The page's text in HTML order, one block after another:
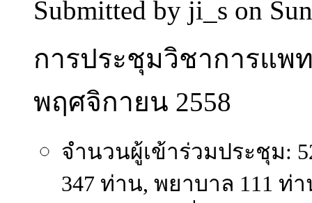
Submitted by ji_s on
การประชุมวิชาการแพท
พฤศจิกายน 2558
จำนวนผู้เข้าร่วมประชุม:
347 ท่าน, พยาบาล 111 ท่